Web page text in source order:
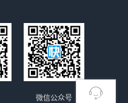
微信公众号